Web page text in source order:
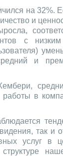
на 32%.
и
с
и
в
так и
услуг в